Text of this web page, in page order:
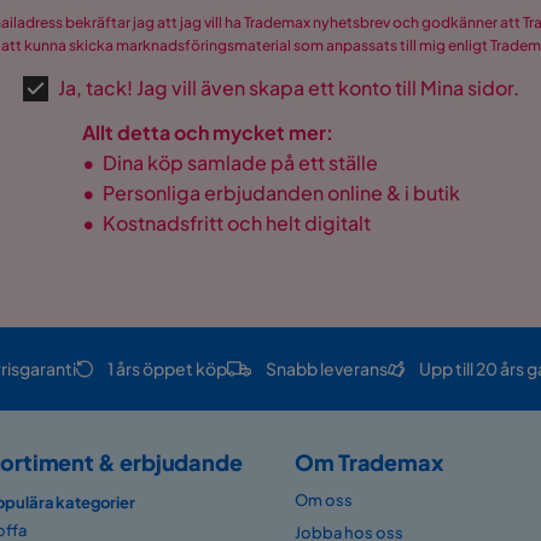
bekräftar jag att jag vill ha Trademax nyhetsbrev och godkänner att
kunna skicka marknadsföringsmaterial som anpassats till mig enligt
Ja, tack! Jag vill även skapa ett konto till Mina sidor.
Allt detta och mycket mer:
• Dina köp samlade på ett ställe
• Personliga erbjudanden online & i butik
• Kostnadsfritt och helt digitalt
1 års öppet köp Snabb leverans Upp till 20 års
& erbjudande
kategorier
Om Trademax
Om oss
Jobba hos oss